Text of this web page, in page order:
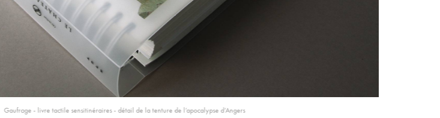
Gaufrage - livre tactile sensitinéraires - détail de la tenture de l’apocalypse d’Angers